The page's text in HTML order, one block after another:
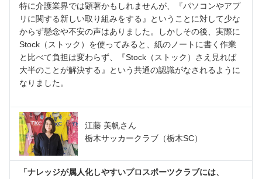
特に介護業界では顕著かもしれませんが、『パソコンやアプ
リに関する新しい取り組みをする』ということに対して少な
からず懸念や不安の声はありました。しかしその後、実際に
Stock（ストック）を使ってみると、紙のノートに書く作業
と比べて負担は変わらず、『Stock（ストック）さえ見れば
大半のことが解決する』という共通の認識がなされるように
なりました。
江藤 美帆さん
栃木サッカークラブ（栃木SC）
「ナレッジが属人化しやすいプロスポーツクラブには、